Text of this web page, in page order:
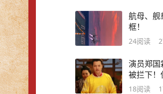
航母、舰
框！
24阅读
演员郑国
被拦下！
网友：你
18阅读